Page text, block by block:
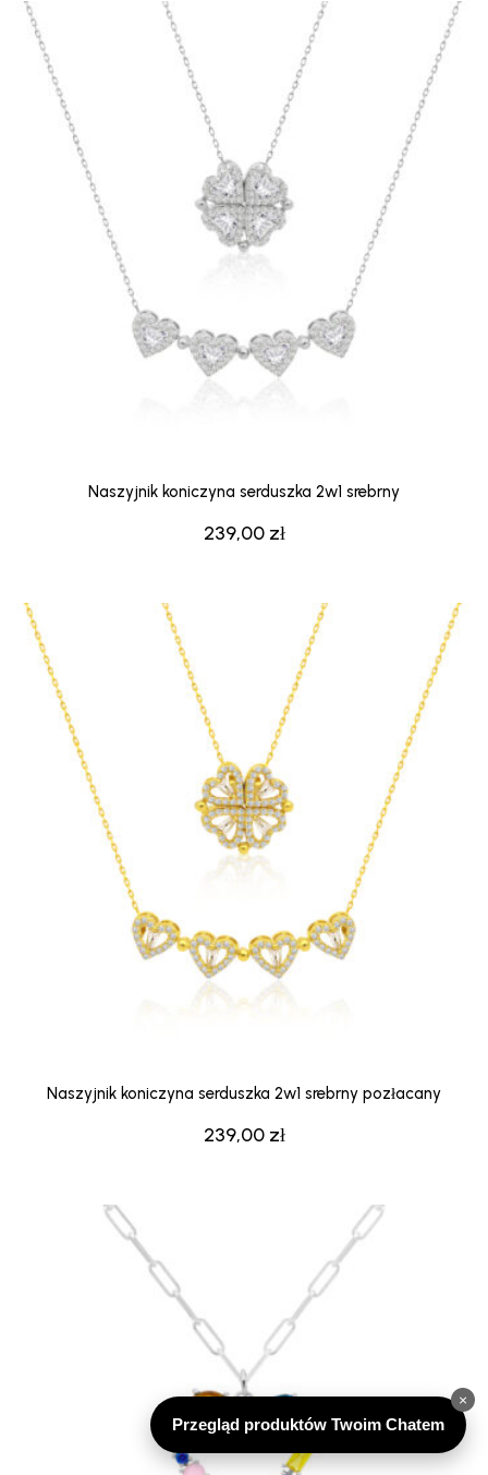
239,00 zł
Naszyjnik koniczyna serduszka 2w1 srebrny
239,00 zł
Naszyjnik koniczyna serduszka 2w1 srebrny pozłacany
×
Przegląd produktów Twoim Chatem